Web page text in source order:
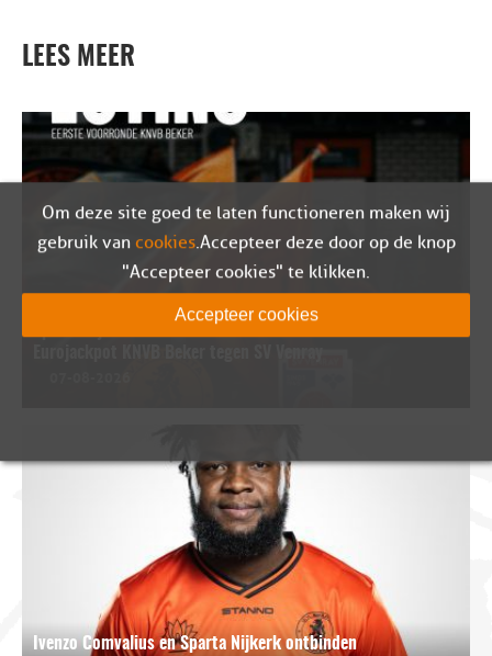
LEES MEER
Ivenzo Comvalius en Sparta Nijkerk ontbinden
Om deze site goed te laten functioneren maken wij
gebruik van cookies. Accepteer deze door op de knop
"Accepteer cookies" te klikken.
Accepteer cookies